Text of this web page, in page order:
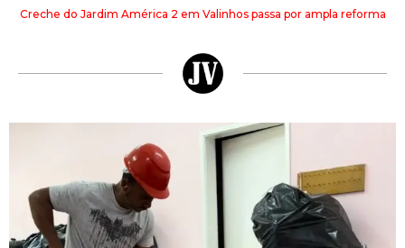
Creche do Jardim América 2 em Valinhos passa por ampla reforma